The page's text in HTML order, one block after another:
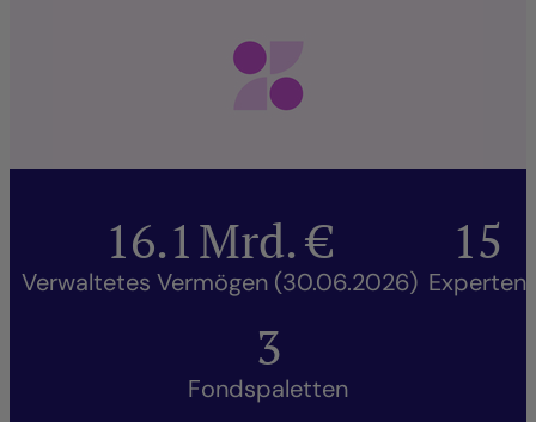
16.1Mrd. €
Verwaltetes Vermögen (30.06.2026)
15
Experten
3
Fondspaletten